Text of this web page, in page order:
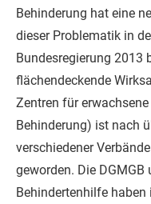
Behinderung hat eine
dieser Problematik in
Bundesregierung 2013
flächendeckende
Zentren für
Behinderung) ist nach
verschiedener
geworden. Die
Behindertenhilfe haben